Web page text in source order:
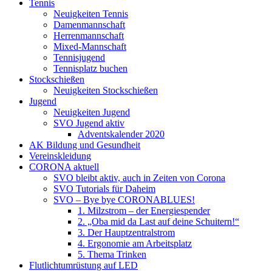
Tennis
Neuigkeiten Tennis
Damenmannschaft
Herrenmannschaft
Mixed-Mannschaft
Tennisjugend
Tennisplatz buchen
Stockschießen
Neuigkeiten Stockschießen
Jugend
Neuigkeiten Jugend
SVO Jugend aktiv
Adventskalender 2020
AK Bildung und Gesundheit
Vereinskleidung
CORONA aktuell
SVO bleibt aktiv, auch in Zeiten von Corona
SVO Tutorials für Daheim
SVO – Bye bye CORONABLUES!
1. Milzstrom – der Energiespender
2. „Oba mid da Last auf deine Schuitern!“
3. Der Hauptzentralstrom
4. Ergonomie am Arbeitsplatz
5. Thema Trinken
Flutlichtumrüstung auf LED